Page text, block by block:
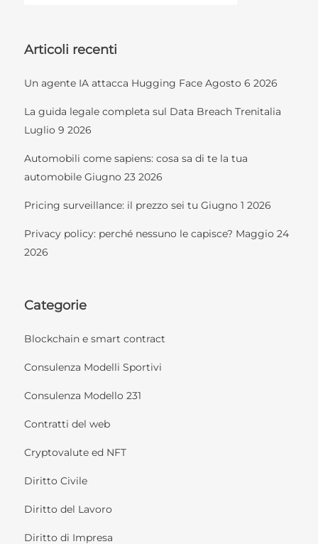
Articoli recenti
Un agente IA attacca Hugging Face Agosto 6 2026
La guida legale completa sul Data Breach Trenitalia
Luglio 9 2026
Automobili come sapiens: cosa sa di te la tua
automobile Giugno 23 2026
Pricing surveillance: il prezzo sei tu Giugno 1 2026
Privacy policy: perché nessuno le capisce? Maggio 24
2026
Categorie
Blockchain e smart contract
Consulenza Modelli Sportivi
Consulenza Modello 231
Contratti del web
Cryptovalute ed NFT
Diritto Civile
Diritto del Lavoro
Diritto di Impresa